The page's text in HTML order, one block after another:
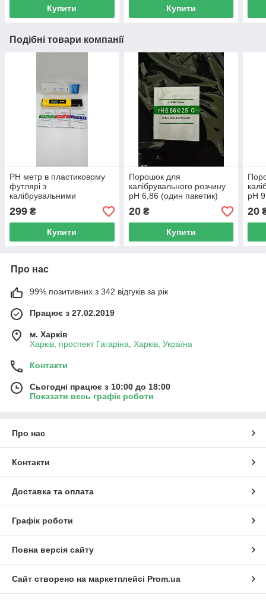
Купити Купити
Подібні товари компанії
PH метр в пластиковому
футлярі з
калібрувальними
розчинами та
батарейками
299 ₴
Купити
Порошок для
калібрувального розчину
pH 6,86 (один пакетик)
20₴
Купити
pH
20
Про нас
99% позитивних з 342 відгуків за рік
Працює з 27.02.2019
м. Харків
Харків, проспект Гагаріна, Харків, Україна
Контакти
Сьогодні працює з 10:00 до 18:00
Показати весь графік роботи
Про нас
Контакти
Доставка та оплата
Графік роботи
Повна версія сайту
Сайт створено на маркетплейсі Prom.ua